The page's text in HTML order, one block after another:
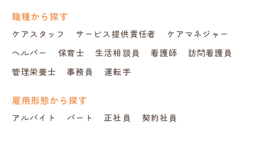
職種から探す
ケアスタッフ サービス提供責任者
ケアマネジャー
ヘルパー
保育士 生活相談員 看護師
訪問看護員
管理栄養士
事務員 運転手
雇用形態から探す
アルバイト パート 正社員 契約社員